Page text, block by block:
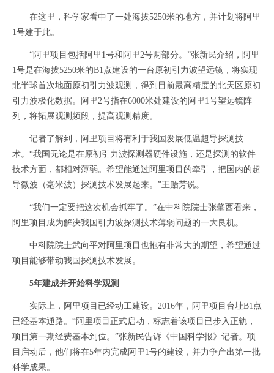
在这里，科学家看中了一处海拔5250米的地方，并计划将阿里
1号建于此。
“阿里项目包括阿里1号和阿里2号两部分。”张新民介绍，阿里
1号是在海拔5250米的B1点建设的一台原初引力波望远镜，将实现
北半球首次地面原初引力波观测，得到目前最高精度的北天区原初
引力波极化数据。阿里2号指在6000米处建设的阿里1号望远镜阵
列，将拓展观测频段，提高观测精度。
记者了解到，阿里项目将有利于我国发展低温超导探测技
术。“我国无论是在原初引力波探测器硬件设施，还是探测的软件
技术方面，都相对薄弱。希望能通过阿里项目的牵引，把国内的超
导微波（毫米波）探测技术发展起来。”王贻芳说。
“我们一定要把这次机会抓牢了。”在中科院院士张肇西看来，
阿里项目成为解决我国引力波探测技术薄弱问题的一大良机。
中科院院士武向平对阿里项目也抱有非常大的期望，希望通过
项目能够带动我国探测技术发展。
5年建成并开始科学观测
实际上，阿里项目已经动工建设。2016年，阿里项目台址B1点
已经基本通路。“阿里项目正式启动，标志着该项目已步入正轨，
项目第一期经费基本到位。”张新民告诉《中国科学报》记者。项
目启动后，他们将在5年内完成阿里1号的建设，并力争产出第一批
科学成果。